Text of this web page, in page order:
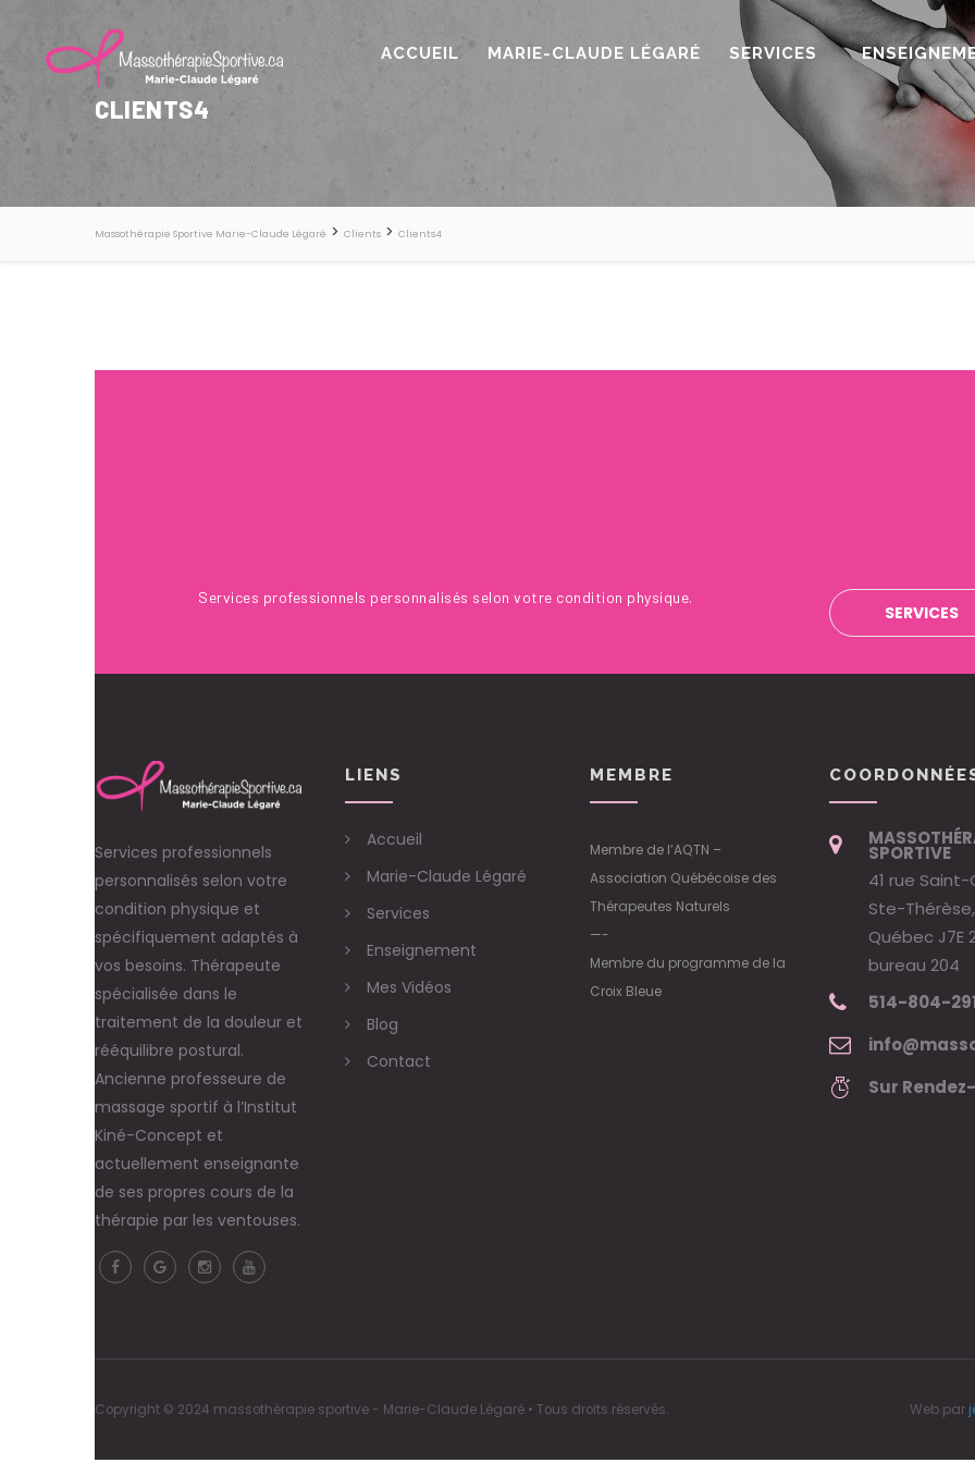
ACCUEIL MARIE-CLAUDE LÉGARÉ SERVICES
CLIENTS4
Massothérapie Sportive Marie-Claude Légaré > Clients > Clients4
Services professionnels personnalisés selon votre condition physique.
SERVICES
Services professionnels
personnalisés selon votre
condition physique et
spécifiquement adaptés à
vos besoins. Thérapeute
spécialisée dans le
traitement de la douleur et
rééquilibre postural.
Ancienne professeure de
massage sportif à l’Institut
Kiné-Concept et
actuellement enseignante
de ses propres cours de la
thérapie par les ventouses.
LIENS
Accueil
Marie-Claude Légaré
Services
Enseignement
Mes Vidéos
Blog
Contact
MEMBRE
Membre de l’AQTN –
Association Québécoise des
Thérapeutes Naturels
—-
Membre du programme de la
Croix Bleue
SPORTIVE
41 rue Saint-
Ste-Thérèse,
Québec J7E
bureau 204
514-804-
Sur
Copyright © 2024 massothérapie sportive - Marie-Claude Légaré • Tous droits réservés. Web par